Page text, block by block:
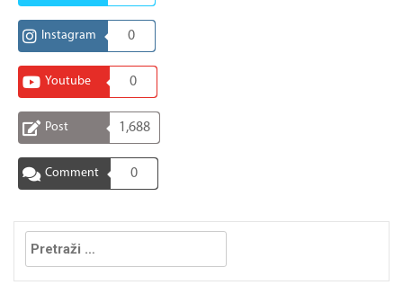
Instagram 0
Youtube 0
Post 1,688
Comment 0
Pretraga: